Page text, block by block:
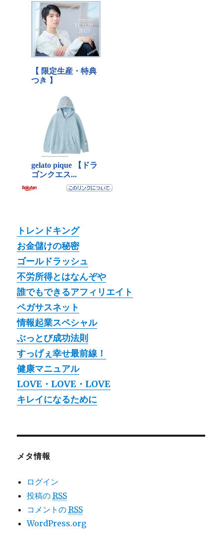
トレンドキング
お金儲けの秘密
ゴールドラッシュ
不労所得とはなんぞや
誰でもできるアフィリエイト
ペガサスネット
情報起業スペシャル
ぶっとび成功法則
すっげぇ幸せ最前線！
健康マニュアル
LOVE・LOVE・LOVE
キレイになるために
メタ情報
ログイン
投稿のRSS
コメントのRSS
WordPress.org